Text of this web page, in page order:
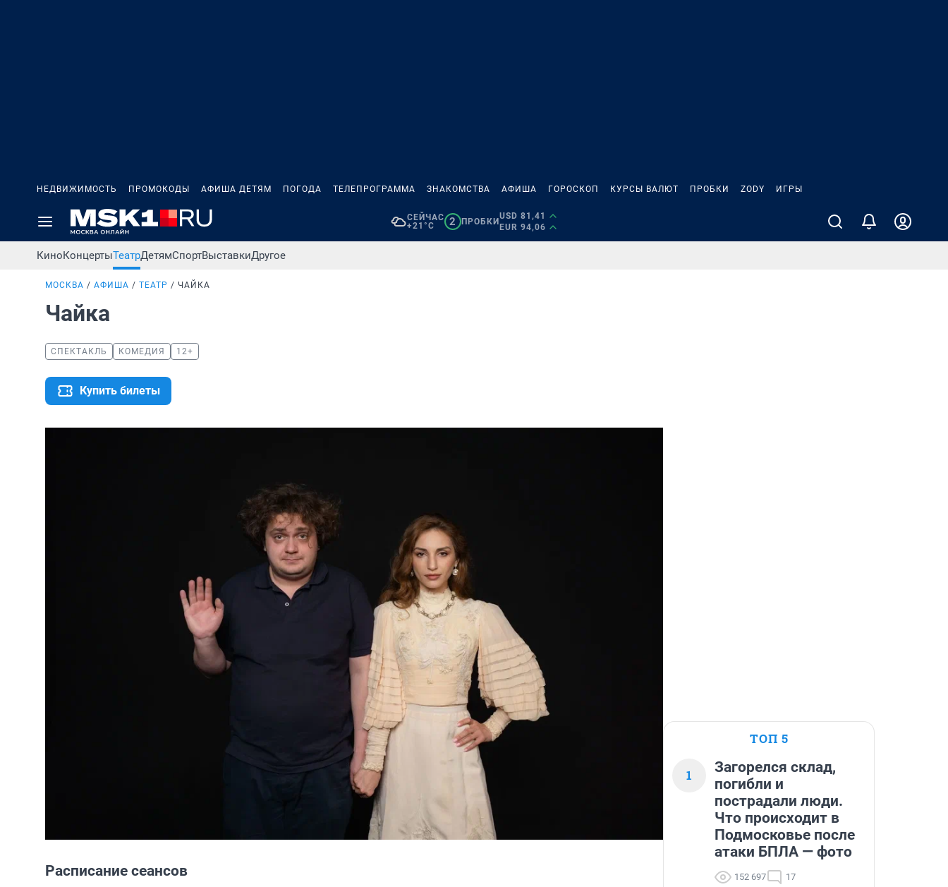
НЕДВИЖИМОСТЬ ПРОМОКОДЫ АФИША ДЕТЯМ ПОГОДА ТЕЛЕПРОГРАММА ЗНАКОМСТВА АФИША ГОРОСКОП КУРСЫ ВАЛЮТ ПРОБКИ ZODY ИГРЫ
СЕЙЧАС
+21°C
2 ПРОБКИ
USD 81,41
EUR 94,06
КиноКонцертыТеатрДетямСпортВыставкиДругое
МОСКВА АФИША ТЕАТР ЧАЙКА
Чайка
СПЕКТАКЛЬ КОМЕДИЯ 12+
Купить билеты
Расписание сеансов
ТОП 5
1
Загорелся склад,
погибли и
пострадали люди.
Что происходит в
Подмосковье после
атаки БПЛА — фото
152 697 17